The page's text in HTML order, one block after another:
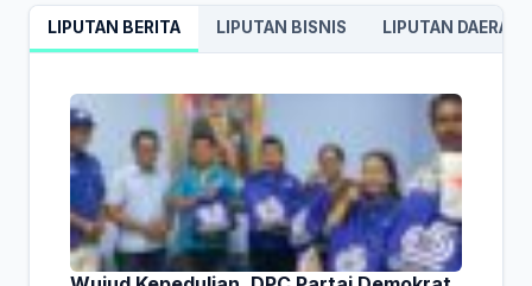
LIPUTAN BERITA LIPUTAN BISNIS LIPUTAN DAERAH